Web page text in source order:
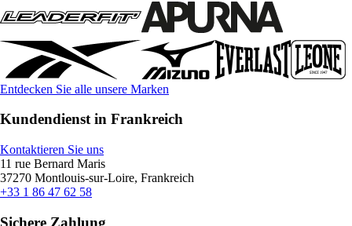
Entdecken Sie alle unsere Marken
Kundendienst in Frankreich
Kontaktieren Sie uns
11 rue Bernard Maris
37270 Montlouis-sur-Loire, Frankreich
+33 1 86 47 62 58
Sichere Zahlung